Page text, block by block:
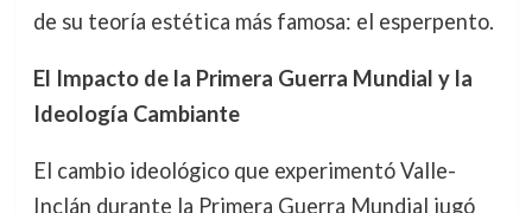
de su teoría estética más famosa: el esperpento.
El Impacto de la Primera Guerra Mundial y la
Ideología Cambiante
El cambio ideológico que experimentó Valle-
Inclán durante la Primera Guerra Mundial jugó